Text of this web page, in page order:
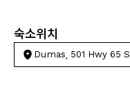
숙소위치
Dumas, 501 Hwy 65 S